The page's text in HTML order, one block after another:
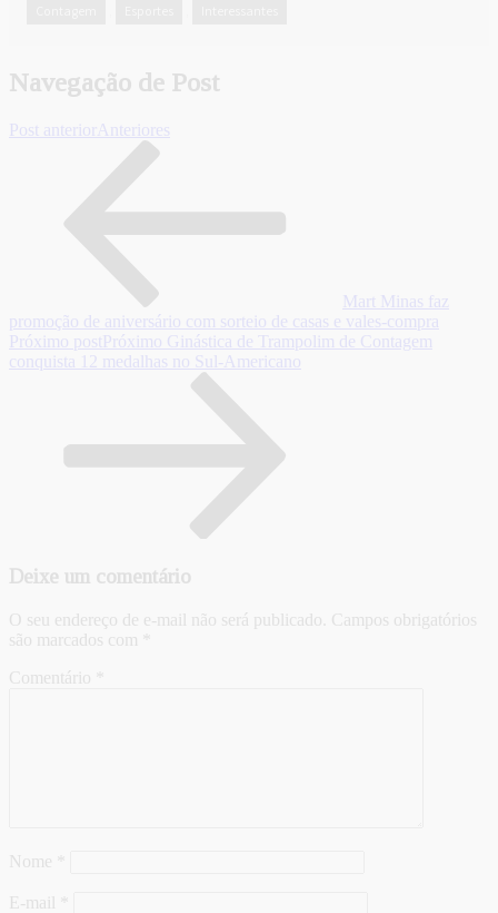
Navegação de Post
Post anterior Anteriores
Mart Minas faz
promoção de aniversário com sorteio de casas e vales-compra
Próximo post Próximo Ginástica de Trampolim de Contagem
conquista 12 medalhas no Sul-Americano
Deixe um comentário
O seu endereço de e-mail não será publicado. Campos obrigatórios
são marcados com
Comentário
Nome
E-mail